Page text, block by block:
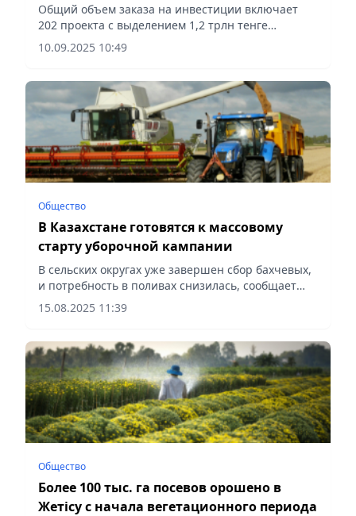
Общий объем заказа на инвестиции включает
202 проекта с выделением 1,2 трлн тенге
долгосрочного льготного финансирования,
сообщает Vecher.kz.
10.09.2025 10:49
Общество
В Казахстане готовятся к массовому
старту уборочной кампании
В сельских округах уже завершен сбор бахчевых,
и потребность в поливах снизилась, сообщает
Vecher.kz.
15.08.2025 11:39
Общество
Более 100 тыс. га посевов орошено в
Жетісу с начала вегетационного периода